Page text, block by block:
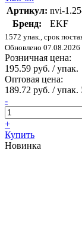
Артикул: nvi-
Бренд:
EKF
1572 упак., срок
Обновлено 07.08.2026
Розничная цена:
195.59 руб. / упак.
Оптовая цена:
189.72 руб. / упак.
-
+
Купить
Новинка